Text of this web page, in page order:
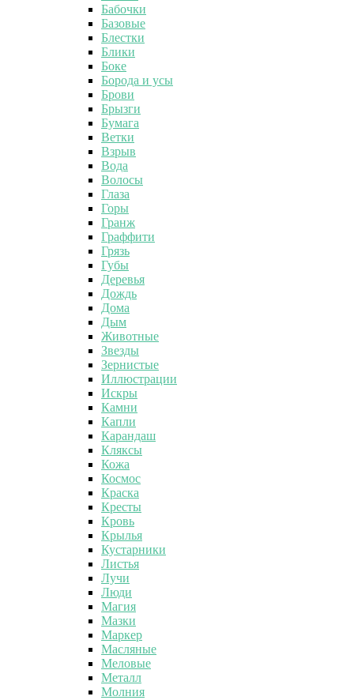
Бабочки
Базовые
Блестки
Блики
Боке
Борода и усы
Брови
Брызги
Бумага
Ветки
Взрыв
Вода
Волосы
Глаза
Горы
Гранж
Граффити
Грязь
Губы
Деревья
Дождь
Дома
Дым
Животные
Звезды
Зернистые
Иллюстрации
Искры
Камни
Капли
Карандаш
Кляксы
Кожа
Космос
Краска
Кресты
Кровь
Крылья
Кустарники
Листья
Лучи
Люди
Магия
Мазки
Маркер
Масляные
Меловые
Металл
Молния